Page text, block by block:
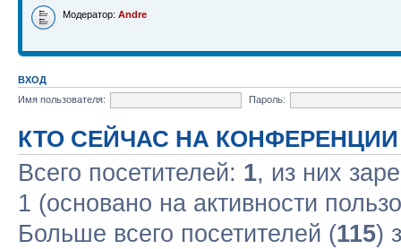
Модератор: Andre
ВХОД
Имя пользователя:
Пароль:
КТО СЕЙЧАС НА КОНФЕРЕНЦИИ
Всего посетителей: 1, из них
1 (основано на активности
Больше всего посетителей (115)